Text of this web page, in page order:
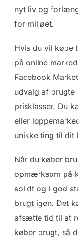
nyt liv og
for miljøet.
Hvis du vil købe
på online
Facebook
udvalg af
prisklasser. Du
eller
unikke ting til dit
Når du køber
opmærksom på
solidt og i god
brugt igen. Det
afsætte tid til at
køber brugt, så